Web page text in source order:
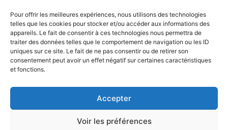
Pour offrir les meilleures expériences, nous utilisons des technologies
telles que les cookies pour stocker et/ou accéder aux informations des
appareils. Le fait de consentir à ces technologies nous permettra de
traiter des données telles que le comportement de navigation ou les ID
uniques sur ce site. Le fait de ne pas consentir ou de retirer son
consentement peut avoir un effet négatif sur certaines caractéristiques
et fonctions.
Accepter
Voir les préférences
Cabinet d’orthodontie Mont Sourire ©
2026Tous droits réservés
Conception et réalisation :MEDIWEB
Mentions légales